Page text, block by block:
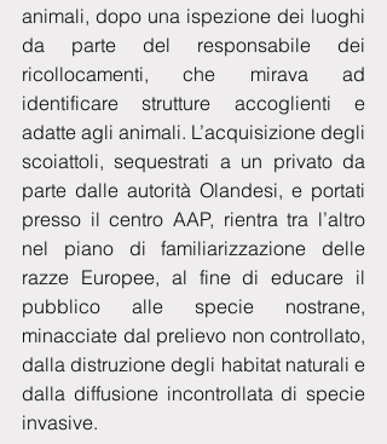
animali, dopo una ispezione dei luoghi
da parte del responsabile dei
ricollocamenti, che mirava ad
identificare strutture accoglienti e
adatte agli animali. L’acquisizione degli
scoiattoli, sequestrati a un privato da
parte dalle autorità Olandesi, e portati
presso il centro AAP, rientra tra l’altro
nel piano di familiarizzazione delle
razze Europee, al fine di educare il
pubblico alle specie nostrane,
minacciate dal prelievo non controllato,
dalla distruzione degli habitat naturali e
dalla diffusione incontrollata di specie
invasive.